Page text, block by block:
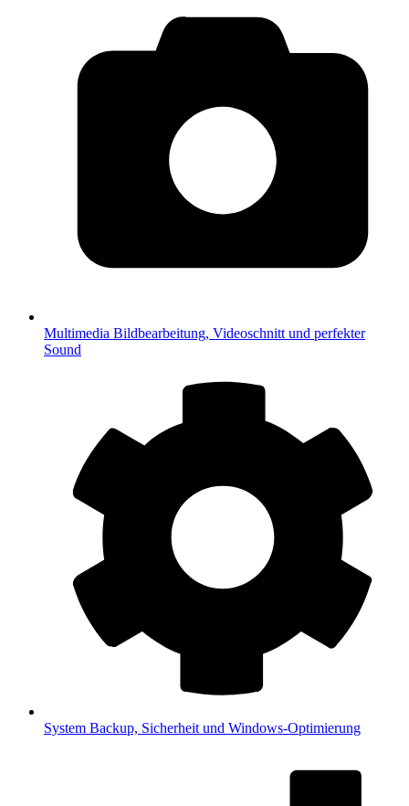
Multimedia Bildbearbeitung, Videoschnitt und perfekter
Sound
System Backup, Sicherheit und Windows-Optimierung